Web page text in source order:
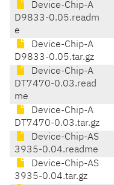
Device-Chip-A
D9833-0.05.readm
e
Device-Chip-A
D9833-0.05.tar.gz
Device-Chip-A
DT7470-0.03.read
me
Device-Chip-A
DT7470-0.03.tar.gz
Device-Chip-AS
3935-0.04.readme
Device-Chip-AS
3935-0.04.tar.gz